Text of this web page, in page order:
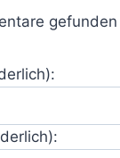
gefunden